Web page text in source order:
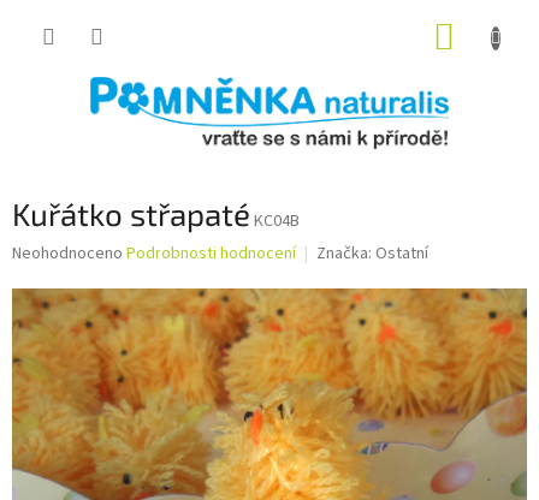
Kuřátko střapaté KC04B
Průměrné
produktu
je
0,0
z
hvězdiček.
Neohodnoceno Podrobnosti hodnocení Značka: Ostatní